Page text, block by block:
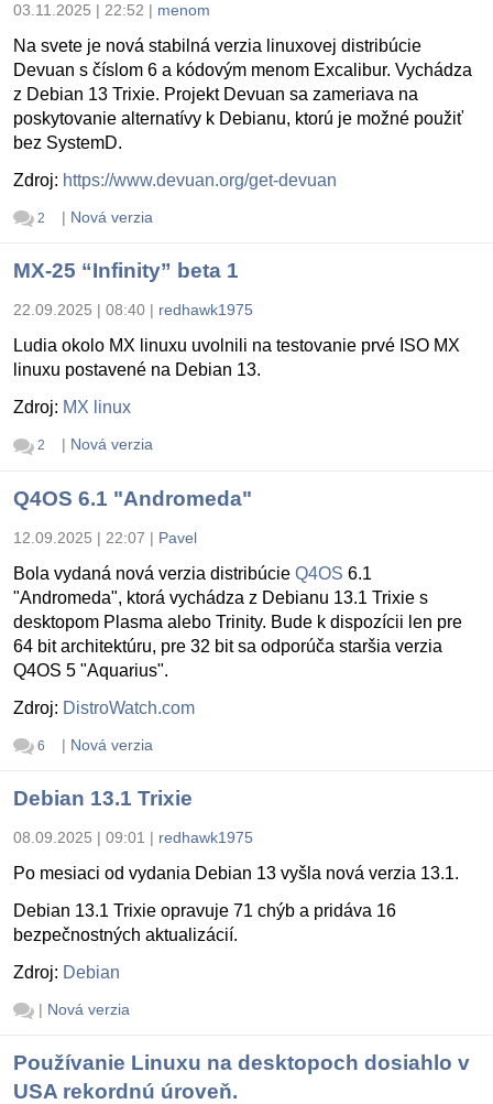
03.11.2025 | 22:52 | menom
Na svete je nová stabilná verzia linuxovej distribúcie
Devuan s číslom 6 a kódovým menom Excalibur. Vychádza
z Debian 13 Trixie. Projekt Devuan sa zameriava na
poskytovanie alternatívy k Debianu, ktorú je možné použiť
bez SystemD.
Zdroj: https://www.devuan.org/get-devuan
2 | Nová verzia
MX-25 “Infinity” beta 1
22.09.2025 | 08:40 | redhawk1975
Ludia okolo MX linuxu uvolnili na testovanie prvé ISO MX
linuxu postavené na Debian 13.
Zdroj: MX linux
2 | Nová verzia
Q4OS 6.1 "Andromeda"
12.09.2025 | 22:07 | Pavel
Bola vydaná nová verzia distribúcie Q4OS 6.1
"Andromeda", ktorá vychádza z Debianu 13.1 Trixie s
desktopom Plasma alebo Trinity. Bude k dispozícii len pre
64 bit architektúru, pre 32 bit sa odporúča staršia verzia
Q4OS 5 "Aquarius".
Zdroj: DistroWatch.com
6 | Nová verzia
Debian 13.1 Trixie
08.09.2025 | 09:01 | redhawk1975
Po mesiaci od vydania Debian 13 vyšla nová verzia 13.1.
Debian 13.1 Trixie opravuje 71 chýb a pridáva 16
bezpečnostných aktualizácií.
Zdroj: Debian
| Nová verzia
Používanie Linuxu na desktopoch dosiahlo v
USA rekordnú úroveň.